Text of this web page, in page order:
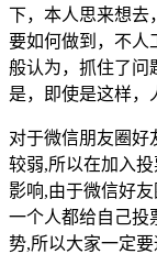
下，本人思来想去
要如何做到，不人
般认为，抓住了问
是，即使是这样，
对于微信朋友圈好
较弱,所以在加入
影响,由于微信好
一个人都给自己投
势,所以大家一定